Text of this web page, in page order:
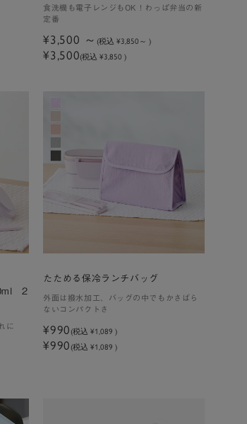
食洗機も電子レンジもOK！わっぱ弁当の新
定番
¥3,500 (税込 ¥3,850 )
¥3,500(税込 ¥3,850 )
2
に
たためる保冷ランチバッグ
外面は撥水加工、バッグの中でもかさばら
ないコンパクトさ
¥990 (税込 ¥1,089 )
¥990 (税込 ¥1,089 )